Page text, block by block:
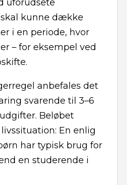
uforudsete
kunne dække
i en periode, hvor
– for eksempel ved
anbefales det
svarende til 3–6
Beløbet
En enlig
har typisk brug for
en studerende i